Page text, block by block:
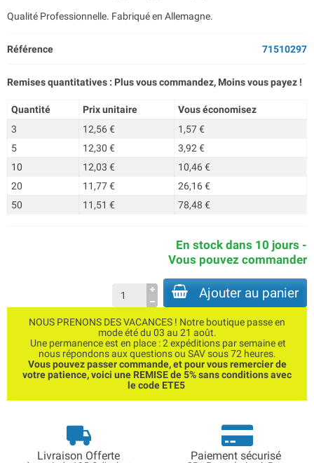
Qualité Professionnelle. Fabriqué en Allemagne.
Référence 71510297
Remises quantitatives : Plus vous commandez, Moins vous payez !
Quantité Prix unitaire
Vous économisez
3
12,56 €
1,57 €
5
12,30 €
3,92 €
10
12,03 €
10,46 €
20
11,77 €
26,16 €
50
11,51 € 78,48 €
En stock dans 10 jours -
Vous pouvez commander
Ajouter au panier
NOUS PRENONS DES VACANCES ! Notre boutique passe en
mode été du 03 au 21 août.
Une permanence est en place : 2 expéditions par semaine et
nous répondons aux questions ou SAV sous 72 heures.
Vous pouvez passer commande, et pour vous remercier de
votre patience, voici une REMISE de 5% sans conditions avec
le code ETE5
Livraison Offerte Paiement sécurisé